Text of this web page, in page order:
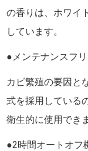
の香りは、ホワイ
しています。
●メンテナンスフ
カビ繁殖の要因と
式を採用している
衛生的に使用でき
●2時間オートオフ